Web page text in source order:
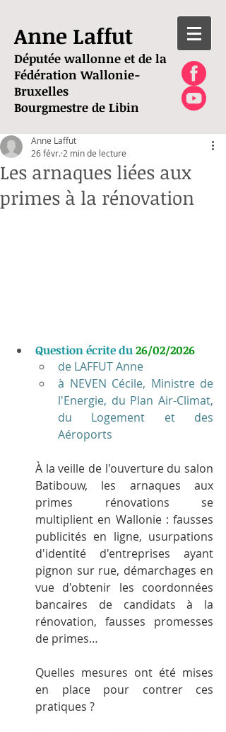
Anne Laffut
Députée wallonne et de la
Fédération Wallonie-
Bruxelles
Bourgmestre de Libin
Les arnaques liées aux
primes à la rénovation
Anne Laffut
26 févr. 2 min de lecture
Question écrite du 26/02/2026
de LAFFUT Anne
à NEVEN Cécile, Ministre de
l'Energie, du Plan Air-Climat,
du Logement et des
Aéroports
À la veille de l'ouverture du salon
Batibouw, les arnaques aux
primes rénovations se
multiplient en Wallonie : fausses
publicités en ligne, usurpations
d'identité d'entreprises ayant
pignon sur rue, démarchages en
vue d'obtenir les coordonnées
bancaires de candidats à la
rénovation, fausses promesses
de primes…
Quelles mesures ont été mises
en place pour contrer ces
pratiques ?